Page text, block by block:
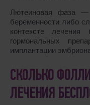
Лютеиновая фаза
беременности либо
контексте лечения
гормональных
имплантации
СКОЛЬКО
ЛЕЧЕНИЯ